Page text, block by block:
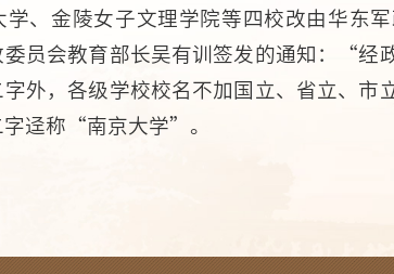
学、金陵女子文理学院等四校改由华东
委员会教育部长吴有训签发的通知：“经
外，各级学校校名不加国立、省立、市
迳称“南京大学”。